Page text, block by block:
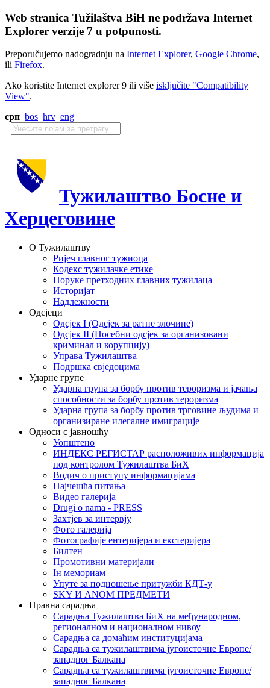
Web stranica Tužilaštva BiH ne podržava Internet
Explorer verzije 7 u potpunosti.
Preporučujemo nadogradnju na Internet Explorer, Google Chrome,
ili Firefox.
Ako koristite Internet explorer 9 ili više isključite "Compatibility
View".
срп bos hrv eng
Тужилаштво Босне и
Херцеговине
О Тужилаштву
Ријеч главног тужиоца
Кодекс тужилачке етике
Поруке претходних главних тужилаца
Историјат
Надлежности
Одсјеци
Одсјек I (Одсјек за ратне злочине)
Одсјек II (Посебни одсјек за организовани
криминал и корупцију)
Управа Тужилаштва
Подршка свједоцима
Ударне групе
Ударна група за борбу против тероризма и јачања
способности за борбу против тероризма
Ударна група за борбу против трговине људима и
организиране илегалне имиграције
Односи с јавношћу
Уопштено
ИНДЕКС РЕГИСТАР расположивих информација
под контролом Тужилаштва БиХ
Водич о приступу информацијама
Најчешћа питања
Видео галерија
Drugi o nama - PRESS
Захтјев за интервју
Фото галерија
Фотографије ентеријера и екстеријера
Билтен
Промотивни материјали
Iн мемориам
Упуте за подношење притужби КДТ-у
SKY И ANOM ПРЕДМЕТИ
Правна сарадња
Сарадња Тужилаштва БиХ на међународном,
регионалном и националном нивоу
Сарадња са домаћим институцијама
Сарадња са тужилаштвима југоисточне Европе/
западног Балкана
Сарадња са тужилаштвима југоисточне Европе/
западног Балкана